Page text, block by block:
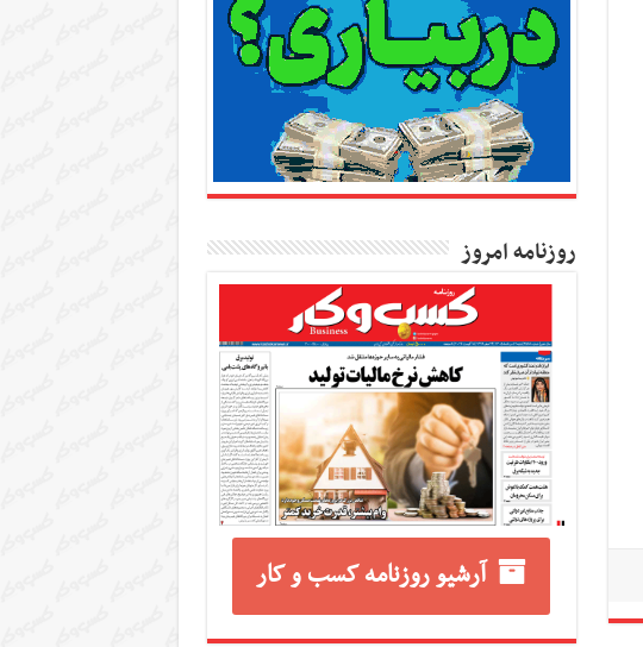
روزنامه امروز
آرشیو روزنامه کسب و کار